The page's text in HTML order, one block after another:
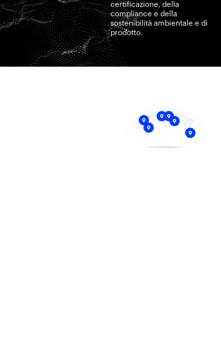
certificazione, della
compliance e della
sostenibilità ambientale e di
prodotto.